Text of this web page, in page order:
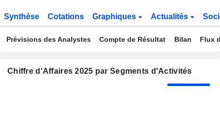
Synthèse Cotations Graphiques Actualités
Prévisions des Analystes Compte de Résultat Bilan Flux
Chiffre d'Affaires 2025 par Segments d'Activités